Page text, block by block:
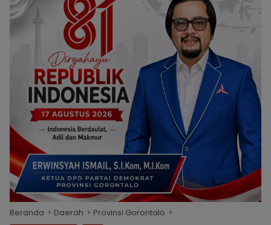
Beranda Daerah Provinsi Gorontalo